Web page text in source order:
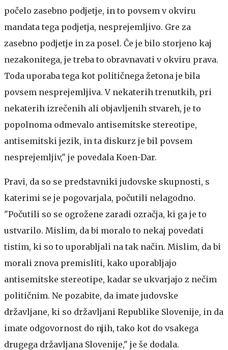
počelo zasebno podjetje, in to povsem v okviru
mandata tega podjetja, nesprejemljivo. Gre za
zasebno podjetje in za posel. Če je bilo storjeno kaj
nezakonitega, je treba to obravnavati v okviru prava.
Toda uporaba tega kot političnega žetona je bila
povsem nesprejemljiva. V nekaterih trenutkih, pri
nekaterih izrečenih ali objavljenih stvareh, je to
popolnoma odmevalo antisemitske stereotipe,
antisemitski jezik, in ta diskurz je bil povsem
nesprejemljiv," je povedala Koen-Dar.
Pravi, da so se predstavniki judovske skupnosti, s
katerimi se je pogovarjala, počutili nelagodno.
"Počutili so se ogrožene zaradi ozračja, ki ga je to
ustvarilo. Mislim, da bi moralo to nekaj povedati
tistim, ki so to uporabljali na tak način. Mislim, da bi
morali znova premisliti, kako uporabljajo
antisemitske stereotipe, kadar se ukvarjajo z nečim
političnim. Ne pozabite, da imate judovske
državljane, ki so državljani Republike Slovenije, in da
imate odgovornost do njih, tako kot do vsakega
drugega državljana Slovenije," je še dodala.